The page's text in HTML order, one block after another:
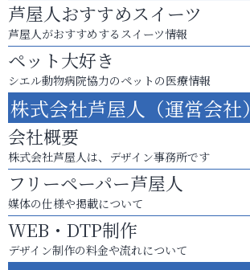
芦屋人おすすめスイーツ
芦屋人がおすすめするスイーツ情報
ペット大好き
シエル動物病院協力のペットの医療情報
株式会社芦屋人（運営会社）
会社概要
株式会社芦屋人は、デザイン事務所です
フリーペーパー芦屋人
媒体の仕様や掲載について
WEB・DTP制作
デザイン制作の料金や流れについて